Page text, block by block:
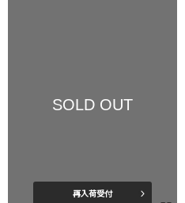
SOLD OUT
再入荷受付